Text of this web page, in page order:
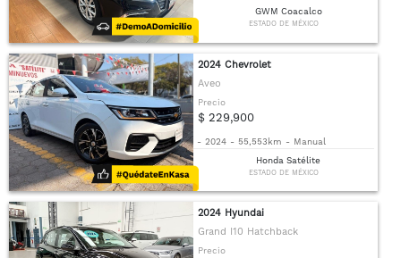
GWM Coacalco
ESTADO DE MÉXICO
2024 Chevrolet
Aveo
Precio
$ 229,900
- 2024 - 55,553km - Manual
Honda Satélite
ESTADO DE MÉXICO
2024 Hyundai
Grand I10 Hatchback
Precio